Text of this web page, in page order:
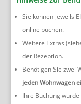
Sie können jeweils
online buchen.
Weitere Extras
der Rezeption.
Benötigen Sie zwei
jeden Wohnwagen
Ihre Buchung